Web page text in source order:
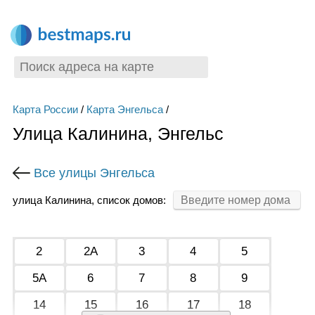
Карта России/ Карта Энгельса/
Улица Калинина, Энгельс
Все улицы Энгельса
улица Калинина, список домов:
2 2А 3 4
5
5А
6 7 8
9
14
15 16 17
18